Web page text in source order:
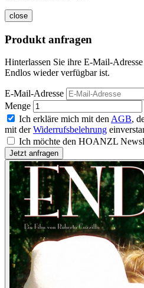
close
Produkt anfragen
Hinterlassen Sie ihre E-Mail-
Endlos wieder verfügbar ist.
E-Mail-Adresse
Menge
Ich erkläre mich mit den AGB,
mit derWiderrufsbelehrung
Ich möchte den HOANZL